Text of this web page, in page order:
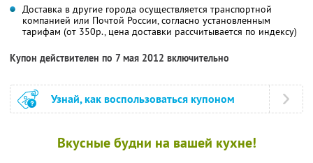
Доставка в другие города осуществляется транспортной
компанией или Почтой России, согласно установленным
тарифам (от 350р., цена доставки рассчитывается по индексу)
Купон действителен по 7 мая 2012 включительно
Узнай, как воспользоваться купоном
Вкусные будни на вашей кухне!